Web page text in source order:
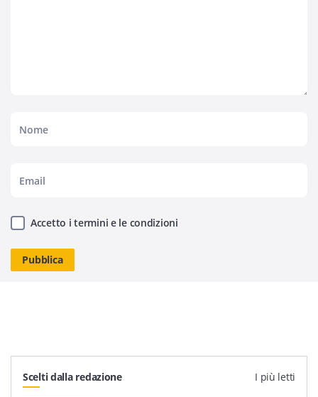
Accetto i termini e le condizioni
Scelti dalla redazione I più letti